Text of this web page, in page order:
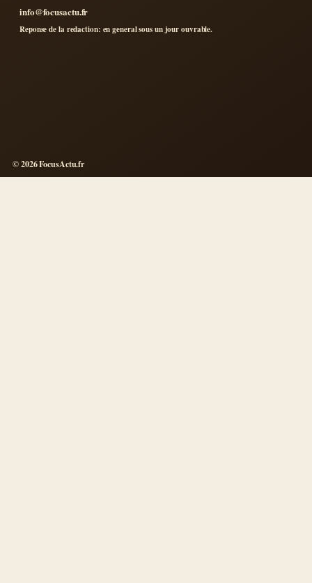
info@focusactu.fr
Reponse de la redaction: en general sous un jour ouvrable.
© 2026 FocusActu.fr